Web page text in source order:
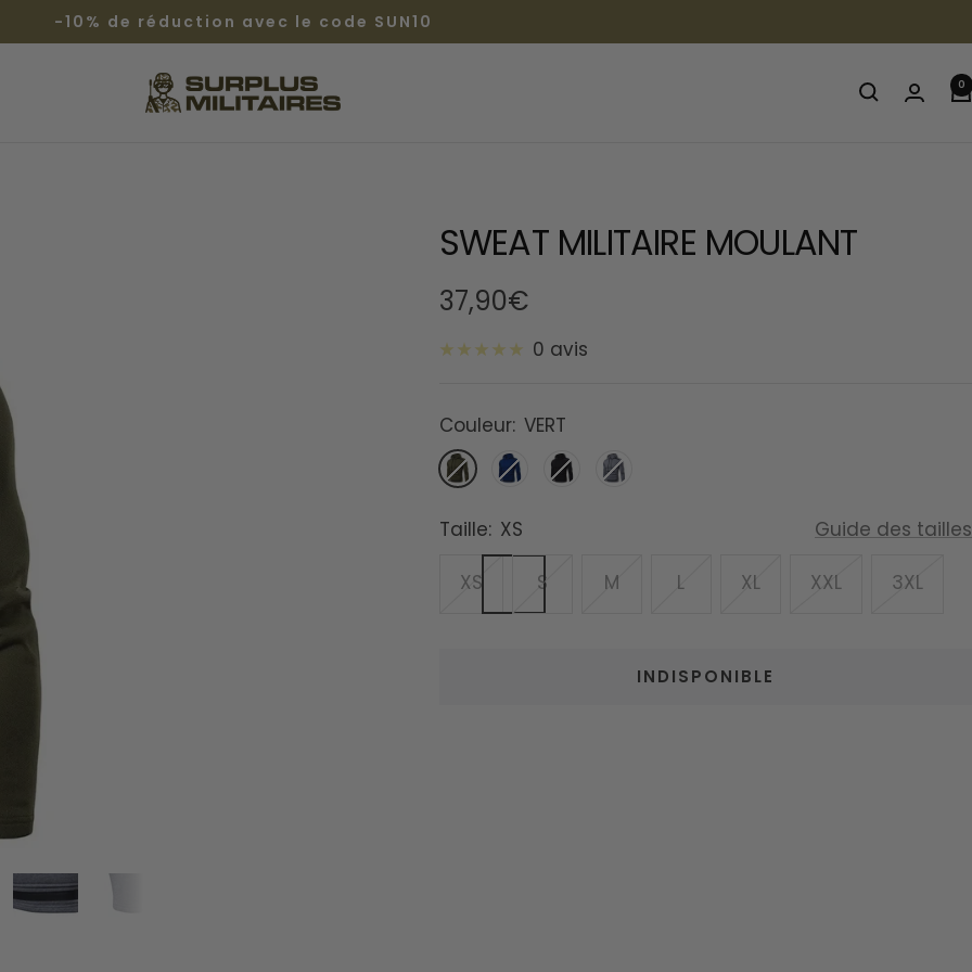
-10% de réduction avec le code SUN10
Surplus
Militaires®
0
SWEAT MILITAIRE MOULANT
Prix
de
37,90€
0 avis
Couleur: VERT
VERT
BLEU NOIR GRIS
Taille: XS Guide des tailles
XS S M L XL XXL 3XL
INDISPONIBLE